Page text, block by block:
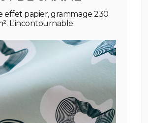
effet papier, grammage 230
L'incontournable.